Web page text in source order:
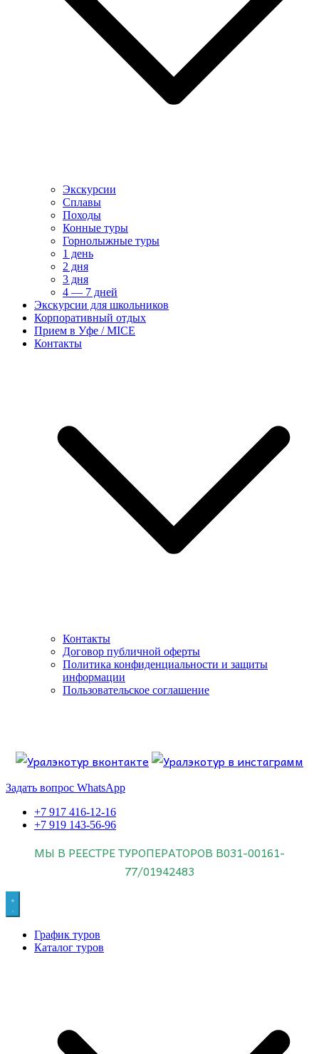
Экскурсии
Сплавы
Походы
Конные туры
Горнолыжные туры
1 день
2 дня
3 дня
4 — 7 дней
Экскурсии для школьников
Корпоративный отдых
Прием в Уфе / MICE
Контакты
Контакты
Договор публичной оферты
Политика конфиденциальности и защиты
информации
Пользовательское соглашение
Знайте об этом.
Задать вопрос WhatsApp
+7 917 416-12-16
+7 919 143-56-96
МЫ В РЕЕСТРЕ ТУРОПЕРАТОРОВ В031-00161-
77/01942483
График туров
Каталог туров